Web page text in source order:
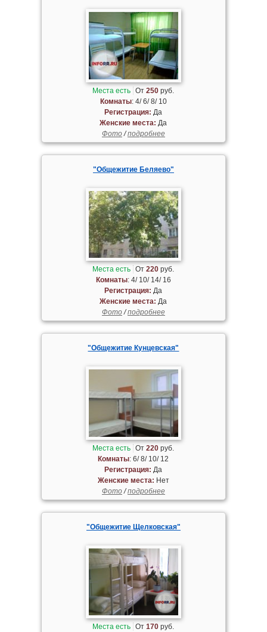
Места есть От250 руб.
Комнаты: 4/ 6/ 8/ 10
Регистрация: Да
Женские места: Да
Фото/подробнее
"Общежитие Беляево"
Места есть От220 руб.
Комнаты: 4/ 10/ 14/ 16
Регистрация: Да
Женские места: Да
Фото/подробнее
"Общежитие Кунцевская"
Места есть От220 руб.
Комнаты: 6/ 8/ 10/ 12
Регистрация: Да
Женские места: Нет
Фото/подробнее
"Общежитие Щелковская"
Места есть От170 руб.